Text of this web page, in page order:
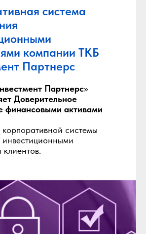
система
компании ТКБ
Партнерс
Партнерс»
Доверительное
финансовыми активами
корпоративной системы
инвестиционными